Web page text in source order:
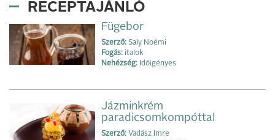
RECEPTAJÁNLÓ
Fügebor
Szerző: Saly Noémi
Fogás: italok
Nehézség: Időigényes
Jázminkrém
paradicsomkompóttal
Szerző: Vadász Imre